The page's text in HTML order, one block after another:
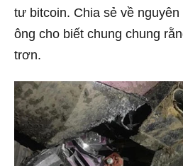
tư bitcoin. Chia sẻ về
ông cho biết chung chung
trơn.